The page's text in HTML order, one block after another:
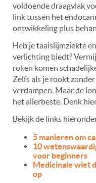
voldoende draagvlak
link tussen het
ontwikkeling plus
Heb je taaislijmziekte
verlichting biedt?
roken komen
Zelfs als je rookt
verdampen. Maar de
het allerbeste. Denk
Bekijk de links
5 manieren om
10
voor beginners
Medicinale wiet
op